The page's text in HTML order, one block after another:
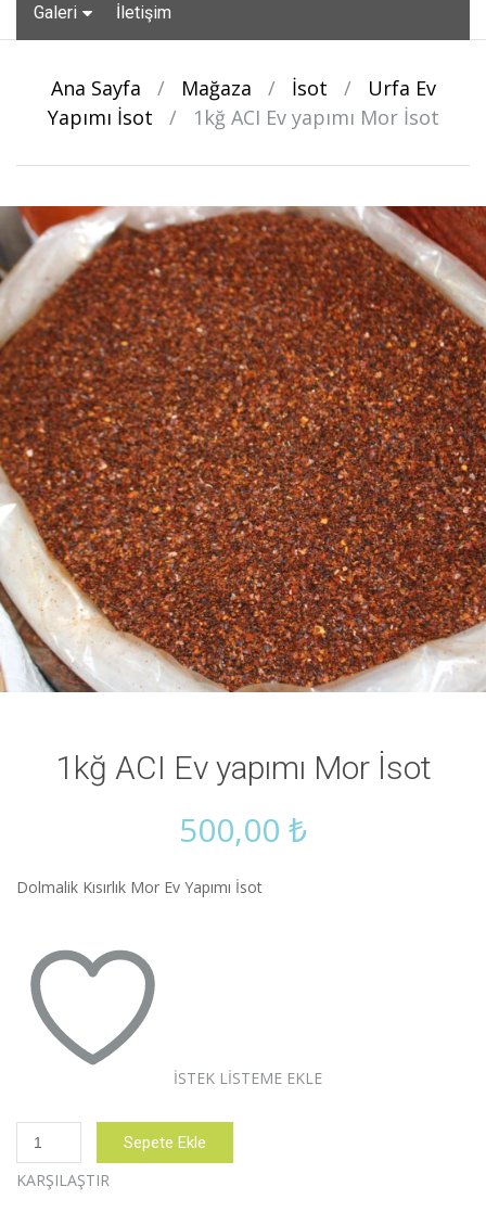
Galeri İletişim
Ana Sayfa / Mağaza / İsot /
Urfa Ev
Yapımı İsot
/ 1kğ ACI Ev yapımı Mor İsot
1kğ ACI Ev yapımı Mor İsot
500,00 ₺
Dolmalik Kısırlık Mor Ev Yapımı İsot
İSTEK LISTEME EKLE
1kğ
ACI
Ev
Sepete Ekle
KARŞILAŞTIR